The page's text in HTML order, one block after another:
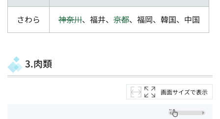
さわら 神奈川、福井、 京都、福岡、韓国、中国
3.肉類
画面サイズで表示